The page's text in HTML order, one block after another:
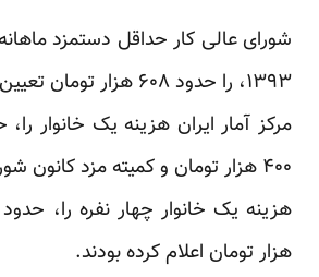
شورای عالی کار حداقل دستمزد
۱۳۹۳، را حدود ۶۰۸ هزار
مرکز آمار ایران هزینه یک خانوار
۴۰۰ هزار تومان و کمیته مزد کانون
هزار تومان اعلام کرده بودند.